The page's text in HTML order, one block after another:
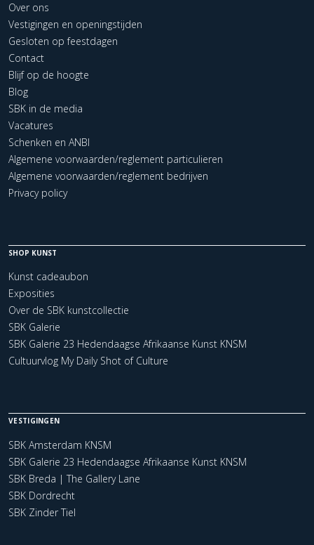
Over ons
Vestigingen en openingstijden
Gesloten op feestdagen
Contact
Blijf op de hoogte
Blog
SBK in de media
Vacatures
Schenken en ANBI
Algemene voorwaarden/reglement particulieren
Algemene voorwaarden/reglement bedrijven
Privacy policy
SHOP KUNST
Kunst cadeaubon
Exposities
Over de SBK kunstcollectie
SBK Galerie
SBK Galerie 23 Hedendaagse Afrikaanse Kunst KNSM
Cultuurvlog My Daily Shot of Culture
VESTIGINGEN
SBK Amsterdam KNSM
SBK Galerie 23 Hedendaagse Afrikaanse Kunst KNSM
SBK Breda | The Gallery Lane
SBK Dordrecht
SBK Zinder Tiel